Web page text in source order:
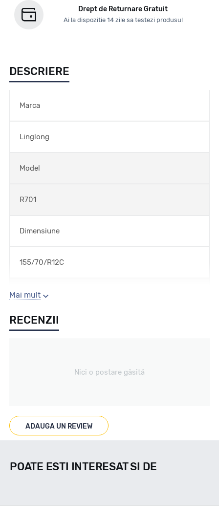
Drept de Returnare Gratuit
Ai la dispozitie 14 zile sa testezi produsul
DESCRIERE
Marca
Linglong
Model
R701
Dimensiune
155/70/R12C
Sezon
VARA
Marcat M+S
Mai mult
RECENZII
Nici o postare găsită
ADAUGA UN REVIEW
POATE ESTI INTERESAT SI DE